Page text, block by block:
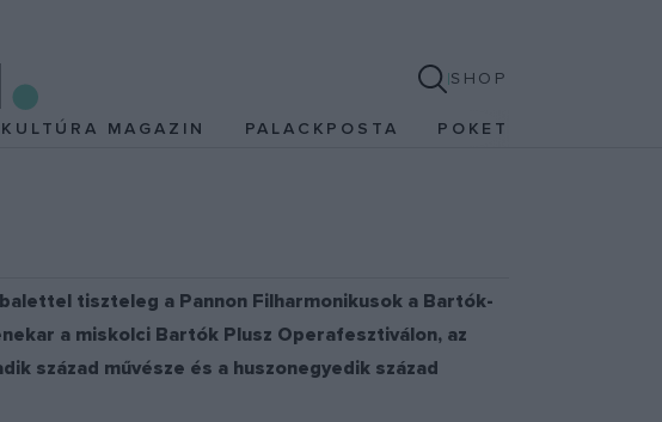
SHOP
MAGAZIN PALACKPOSTA POKET
tiszteleg a Pannon Filharmonikusok a Bartók-
a miskolci Bartók Plusz Operafesztiválon, az
század művésze és a huszonegyedik század